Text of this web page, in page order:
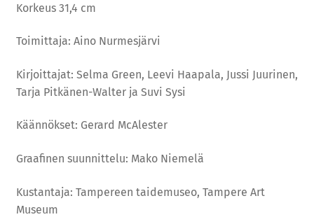
Korkeus 31,4 cm
Toimittaja: Aino Nurmesjärvi
Kirjoittajat: Selma Green, Leevi Haapala, Jussi Juurinen,
Tarja Pitkänen-Walter ja Suvi Sysi
Käännökset: Gerard McAlester
Graafinen suunnittelu: Mako Niemelä
Kustantaja: Tampereen taidemuseo, Tampere Art
Museum